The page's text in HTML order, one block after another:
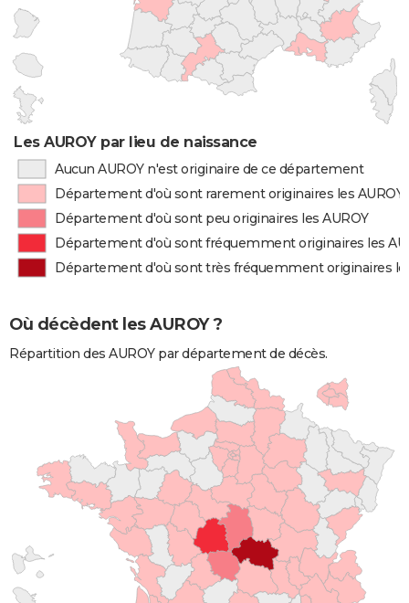
Les AUROY par lieu de naissance
Aucun AUROY n'est originaire de ce département
Département d'où sont rarement originaires les AUROY
Département d'où sont peu originaires les AUROY
Département d'où sont fréquemment originaires les
Département d'où sont très fréquemment originaires
Où décèdent les AUROY ?
Répartition des AUROY par département de décès.